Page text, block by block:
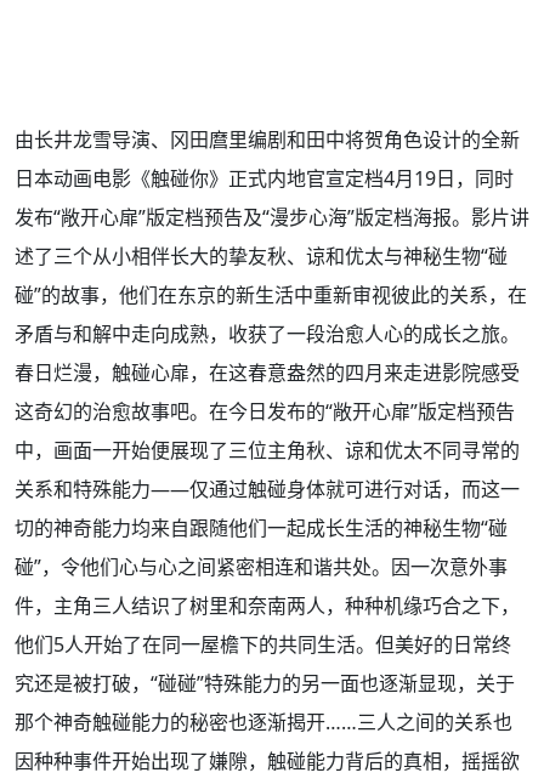
由长井龙雪导演、冈田麿里编剧和田中将贺角色设计的全新
日本动画电影《触碰你》正式内地官宣定档4月19日，同时
发布“敞开心扉”版定档预告及“漫步心海”版定档海报。影片讲
述了三个从小相伴长大的挚友秋、谅和优太与神秘生物“碰
碰”的故事，他们在东京的新生活中重新审视彼此的关系，在
矛盾与和解中走向成熟，收获了一段治愈人心的成长之旅。
春日烂漫，触碰心扉，在这春意盎然的四月来走进影院感受
这奇幻的治愈故事吧。在今日发布的“敞开心扉”版定档预告
中，画面一开始便展现了三位主角秋、谅和优太不同寻常的
关系和特殊能力——仅通过触碰身体就可进行对话，而这一
切的神奇能力均来自跟随他们一起成长生活的神秘生物“碰
碰”，令他们心与心之间紧密相连和谐共处。因一次意外事
件，主角三人结识了树里和奈南两人，种种机缘巧合之下，
他们5人开始了在同一屋檐下的共同生活。但美好的日常终
究还是被打破，“碰碰”特殊能力的另一面也逐渐显现，关于
那个神奇触碰能力的秘密也逐渐揭开……三人之间的关系也
因种种事件开始出现了嫌隙，触碰能力背后的真相，摇摇欲